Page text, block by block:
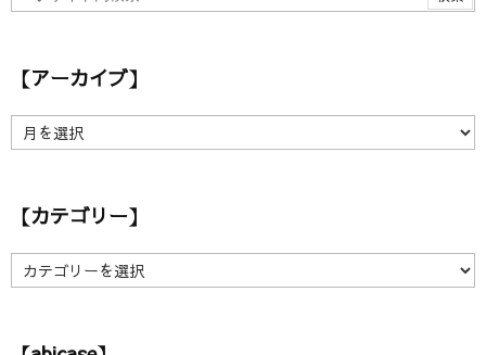
【アーカイブ】
ア
イ
】
【カテゴリー】
【
カ